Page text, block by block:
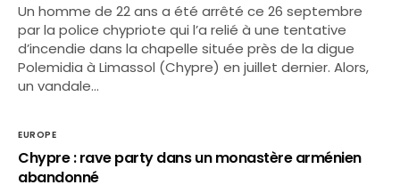
Un homme de 22 ans a été arrêté ce 26 septembre
par la police chypriote qui l’a relié à une tentative
d’incendie dans la chapelle située près de la digue
Polemidia à Limassol (Chypre) en juillet dernier. Alors,
un vandale…
EUROPE
Chypre : rave party dans un monastère arménien
abandonné